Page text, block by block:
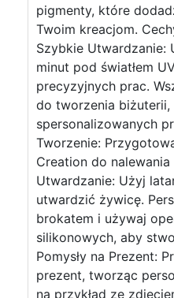
pigmenty, które
Twoim kreacjom.
Szybkie Utwardzanie:
minut pod światłem
precyzyjnych prac.
do tworzenia biżuterii,
spersonalizowanych
Tworzenie:
Creation do
Utwardzanie: Użyj
utwardzić żywicę.
brokatem i używaj
silikonowych, aby
Pomysły na Prezent:
prezent, tworząc
na przykład ze